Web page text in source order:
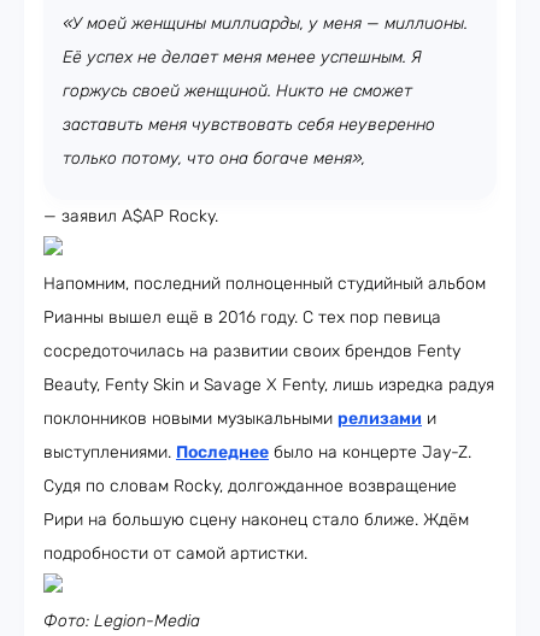
«У моей женщины миллиарды, у меня — миллионы.
Её успех не делает меня менее успешным. Я
горжусь своей женщиной. Никто не сможет
заставить меня чувствовать себя неуверенно
только потому, что она богаче меня»,
— заявил A$AP Rocky.
Напомним, последний полноценный студийный альбом
Рианны вышел ещё в 2016 году. С тех пор певица
сосредоточилась на развитии своих брендов Fenty
Beauty, Fenty Skin и Savage X Fenty, лишь изредка радуя
поклонников новыми музыкальными релизами и
выступлениями. Последнее было на концерте Jay-Z.
Судя по словам Rocky, долгожданное возвращение
Рири на большую сцену наконец стало ближе. Ждём
подробности от самой артистки.
Фото: Legion-Media